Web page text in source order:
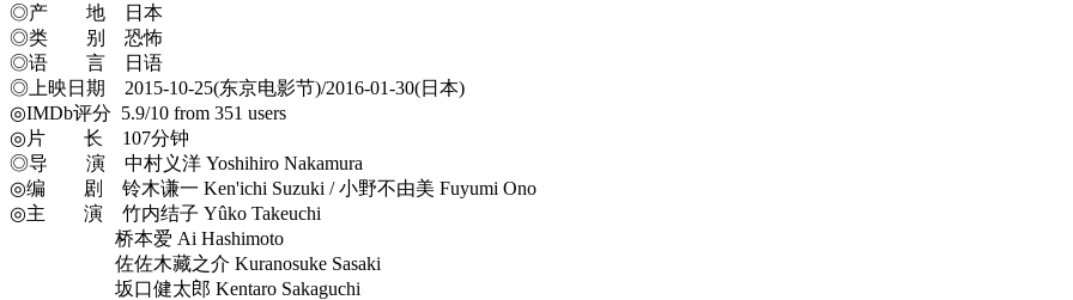
◎产 地 日本
◎类 别 恐怖
◎语 言 日语
◎上映日期 2015-10-25(东京电影节)/2016-01-30(日本)
◎IMDb评分 5.9/10 from 351 users
◎片 长 107分钟
◎导 演 中村义洋 Yoshihiro Nakamura
◎编 剧 铃木谦一 Ken'ichi Suzuki / 小野不由美 Fuyumi Ono
◎主 演 竹内结子 Yûko Takeuchi
桥本爱 Ai Hashimoto
佐佐木藏之介 Kuranosuke Sasaki
坂口健太郎 Kentaro Sakaguchi